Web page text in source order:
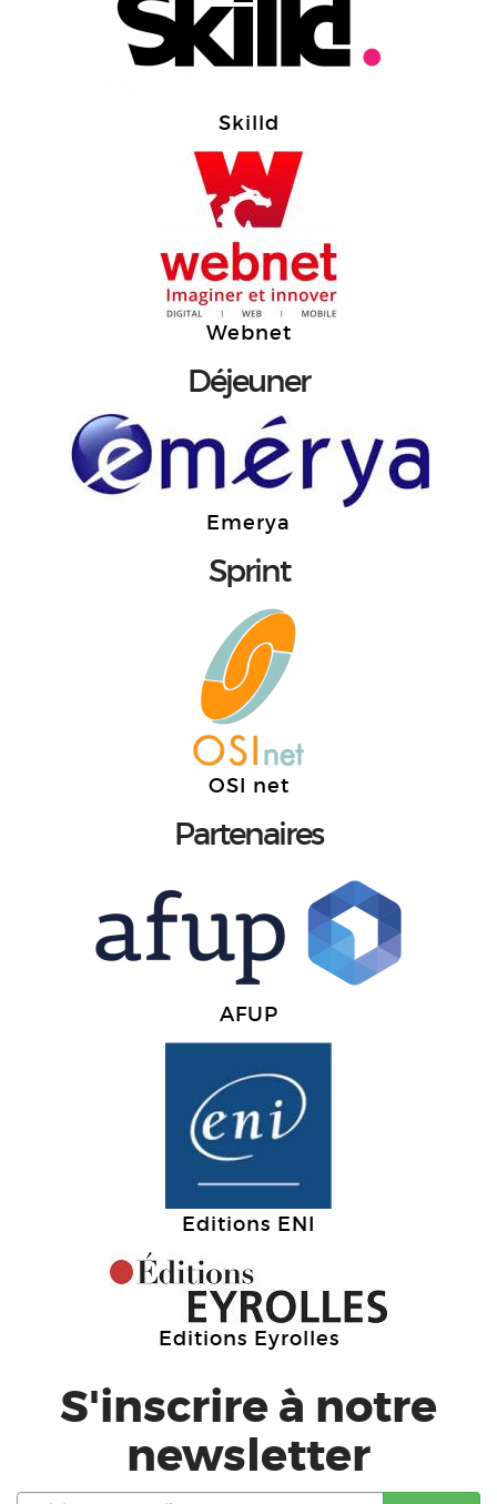
Skilld
Webnet
Déjeuner
Emerya
Sprint
OSI net
Partenaires
AFUP
Editions ENI
Editions Eyrolles
S'inscrire à notre
newsletter